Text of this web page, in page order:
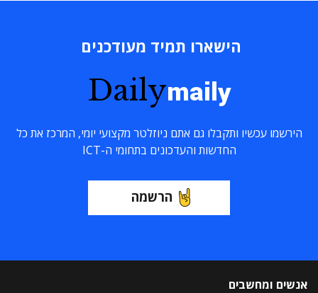
הישארו תמיד מעודכנים
Dailymaily
הירשמו עכשיו ותקבלו גם אתם ניוזלטר מקצועי יומי, המרכז את כל
החדשות והעדכונים בתחומי ה-ICT
הרשמה
אנשים ומחשבים